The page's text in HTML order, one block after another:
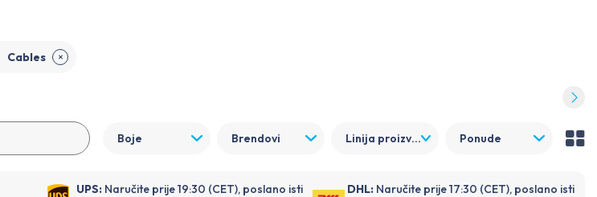
Cables ✕
Boje Brendovi Linija proizvoda Ponude
UPS: Naručite prije 19:30 (CET), poslano isti
DHL: Naručite prije 17:30 (CET), poslano isti